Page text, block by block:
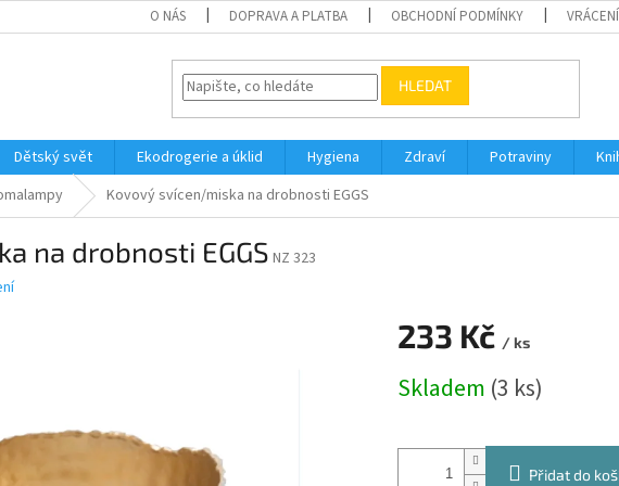
O NÁS DOPRAVA A PLATBA OBCHODNÍ PODMÍNKY
HLEDAT
Dětský svět Ekodrogerie a úklid Hygiena Zdraví Potraviny
Kovový svícen/miska na drobnosti EGGS
na drobnosti EGGS NZ 323
233 Kč / ks
cena:
Skladem (3 ks)
Přidat do